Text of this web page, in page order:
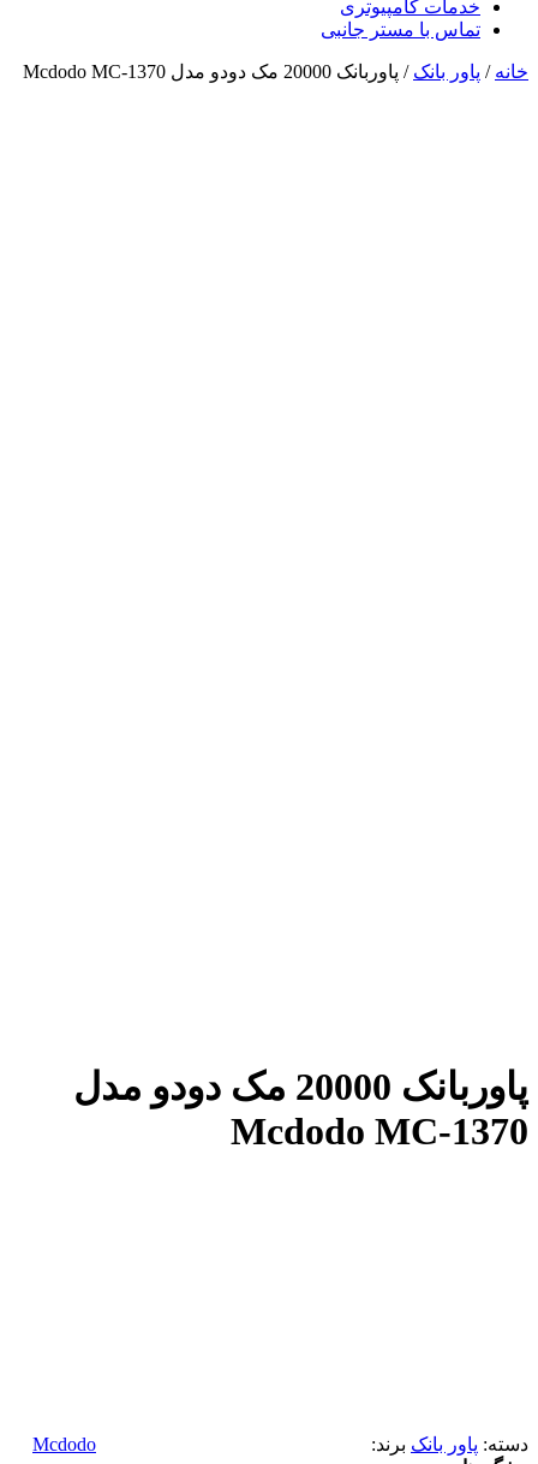
خدمات کامپیوتری
تماس با مستر جانبی
خانه / پاور بانک / پاوربانک 20000 مک دودو مدل Mcdodo MC-1370
پاوربانک 20000 مک دودو مدل
Mcdodo MC-1370
دسته: پاور بانک برند:
Mcdodo